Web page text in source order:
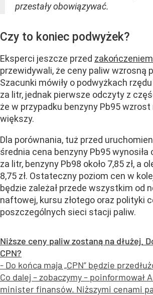
przestały obowiązywać.
Czy to koniec podwyżek?
Eksperci jeszcze przed
przewidywali, że ceny paliw wzrosną
Szacunki mówiły o podwyżkach
za litr, jednak pierwsze odczyty z
że w przypadku benzyny Pb95
większy.
Dla porównania, tuż przed
średnia cena benzyny Pb95 wynosiła
za litr, benzyny Pb98 około 7,85 zł, a
8,75 zł. Ostateczny poziom cen w
będzie zależał przede wszystkim od
naftowej, kursu złotego oraz polityki
poszczególnych sieci stacji paliw.
Niższe ceny paliw zostaną na dłużej.
CPN?
- Do końca maja „CPN” będzie
Co dalej – zobaczymy – poinformował
minister finansów. Niższymi cenami